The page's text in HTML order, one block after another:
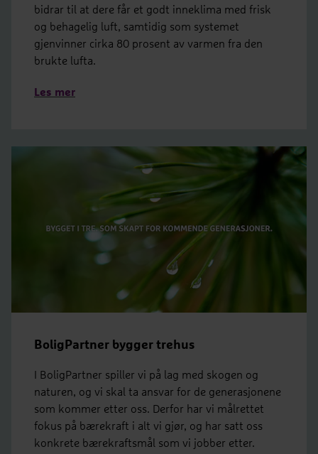
bidrar til at dere får et godt inneklima med frisk
og behagelig luft, samtidig som systemet
gjenvinner cirka 80 prosent av varmen fra den
brukte lufta.
Les mer
BoligPartner bygger trehus
I BoligPartner spiller vi på lag med skogen og
naturen, og vi skal ta ansvar for de generasjonene
som kommer etter oss. Derfor har vi målrettet
fokus på bærekraft i alt vi gjør, og har satt oss
konkrete bærekraftsmål som vi jobber etter.